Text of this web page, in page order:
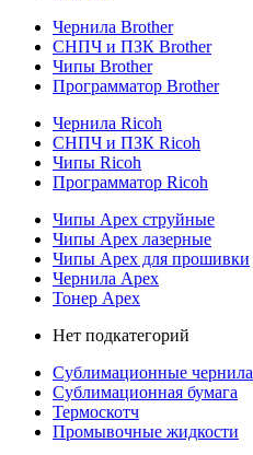
Чернила Brother
СНПЧ и ПЗК Brother
Чипы Brother
Программатор Brother
Чернила Ricoh
СНПЧ и ПЗК Ricoh
Чипы Ricoh
Программатор Ricoh
Чипы Apex струйные
Чипы Apex лазерные
Чипы Apex для прошивки
Чернила Apex
Тонер Apex
Нет подкатегорий
Сублимационные чернила
Сублимационная бумага
Термоскотч
Промывочные жидкости